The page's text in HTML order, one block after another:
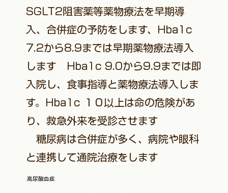
SGLT2阻害薬等薬物療法を早期導
入、合併症の予防をします、Hba1c
7.2から8.9までは早期薬物療法導入
します Hba1c 9.0から9.9までは即
入院し、食事指導と薬物療法導入しま
す。Hba1c １０以上は命の危険があ
り、救急外来を受診させます
​ 糖尿病は合併症が多く、病院や眼科
と連携して通院治療をします
高尿酸血症